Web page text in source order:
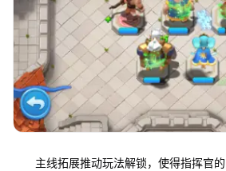
主线拓展推动玩法解锁，使得指挥官的